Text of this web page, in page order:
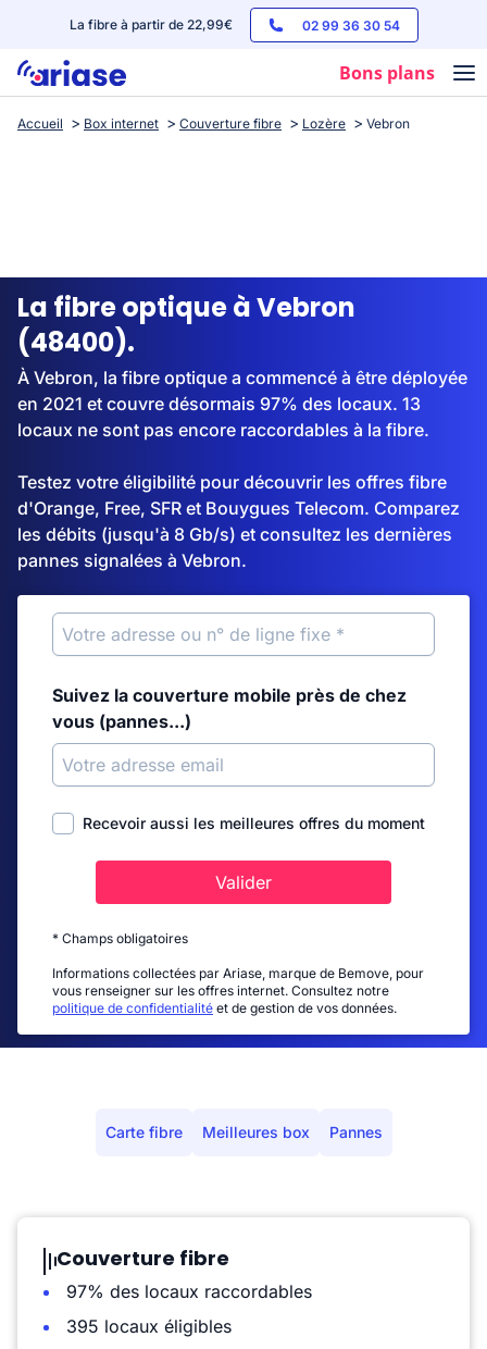
La fibre à partir de 22,99€ 02 99 36 30 54
Bons plans
Box internet
Streaming
Accueil Box internet Couverture fibre Lozère Vebron
La fibre optique à Vebron
(48400).
À Vebron, la fibre optique a commencé à être déployée
en 2021 et couvre désormais 97% des locaux. 13
locaux ne sont pas encore raccordables à la fibre.
Testez votre éligibilité pour découvrir les offres fibre
d'Orange, Free, SFR et Bouygues Telecom. Comparez
les débits (jusqu'à 8 Gb/s) et consultez les dernières
pannes signalées à Vebron.
Suivez la couverture mobile près de chez
vous (pannes...)
Recevoir aussi les meilleures offres du moment
Valider
* Champs obligatoires
Informations collectées par Ariase, marque de Bemove, pour
vous renseigner sur les offres internet. Consultez notre
politique de confidentialité et de gestion de vos données.
Carte fibre Meilleures box Pannes
Couverture fibre
97% des locaux raccordables
395 locaux éligibles